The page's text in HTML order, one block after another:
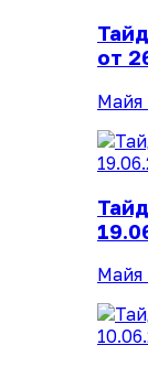
от
Майя
Майя